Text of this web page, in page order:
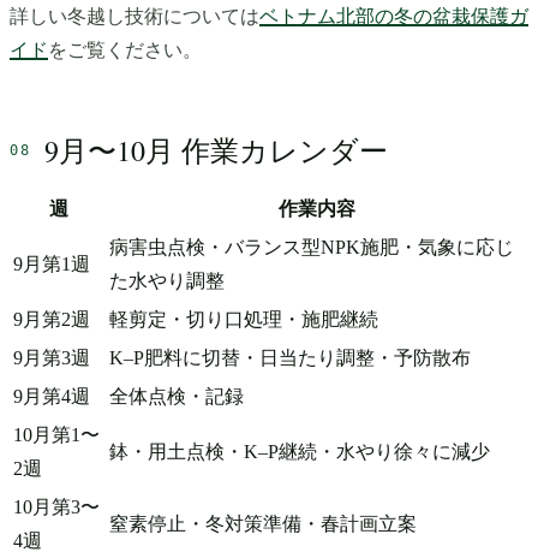
詳しい冬越し技術についてはベトナム北部の冬の盆栽保護ガ
イド をご覧ください。
9月〜10月 作業カレンダー
週 作業内容
9月第1週
病害虫点検・バランス型NPK施肥・気象に応じ
た水やり調整
9月第2週
軽剪定・切り口処理・施肥継続
9月第3週
K–P肥料に切替・日当たり調整・予防散布
9月第4週
全体点検・記録
10月第1〜
2週
鉢・用土点検・K–P継続・水やり徐々に減少
10月第3〜
4週
窒素停止・冬対策準備・春計画立案